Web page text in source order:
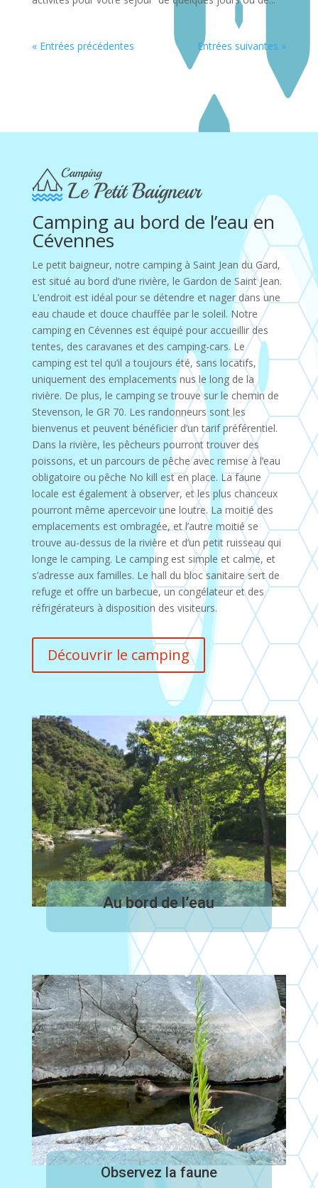
« Entrées précédentes Entrées suivantes »
Camping au bord de l’eau en
Cévennes
Le petit baigneur, notre camping à Saint Jean du Gard,
est situé au bord d’une rivière, le Gardon de Saint Jean.
L’endroit est idéal pour se détendre et nager dans une
eau chaude et douce chauffée par le soleil. Notre
camping en Cévennes est équipé pour accueillir des
tentes, des caravanes et des camping-cars. Le
camping est tel qu’il a toujours été, sans locatifs,
uniquement des emplacements nus le long de la
rivière. De plus, le camping se trouve sur le chemin de
Stevenson, le GR 70. Les randonneurs sont les
bienvenus et peuvent bénéficier d’un tarif préférentiel.
Dans la rivière, les pêcheurs pourront trouver des
poissons, et un parcours de pêche avec remise à l’eau
obligatoire ou pêche No kill est en place. La faune
locale est également à observer, et les plus chanceux
pourront même apercevoir une loutre. La moitié des
emplacements est ombragée, et l’autre moitié se
trouve au-dessus de la rivière et d’un petit ruisseau qui
longe le camping. Le camping est simple et calme, et
s’adresse aux familles. Le hall du bloc sanitaire sert de
refuge et offre un barbecue, un congélateur et des
réfrigérateurs à disposition des visiteurs.
Découvrir le camping
Au bord de l’eau
Observez la faune